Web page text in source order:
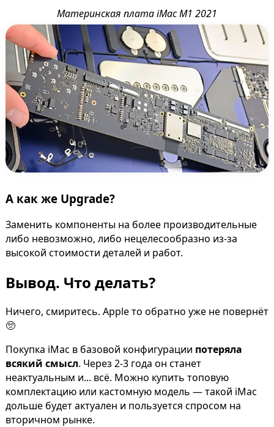
Материнская плата iMac M1 2021
А как же Upgrade?
Заменить компоненты на более производительные
либо невозможно, либо нецелесообразно из-за
высокой стоимости деталей и работ.
Вывод. Что делать?
Ничего, смиритесь. Apple то обратно уже не повернёт
🥺
Покупка iMac в базовой конфигурации потеряла
всякий смысл. Через 2-3 года он станет
неактуальным и... всё. Можно купить топовую
комплектацию или кастомную модель — такой iMac
дольше будет актуален и пользуется спросом на
вторичном рынке.